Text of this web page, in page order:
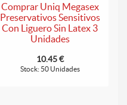
Comprar Uniq Megasex
Preservativos Sensitivos
Con Liguero Sin Latex 3
Unidades
10.45 €
Stock: 50 Unidades